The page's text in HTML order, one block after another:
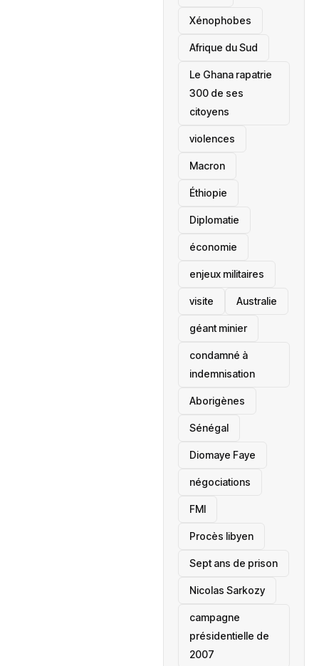
‎Xénophobes
Afrique du Sud
Le Ghana rapatrie
300 de ses
citoyens
violences
Macron
Éthiopie
Diplomatie
économie
enjeux militaires
visite ‎Australie
géant minier
condamné à
indemnisation
Aborigènes
Sénégal
Diomaye Faye
négociations
FMI
Procès libyen
Sept ans de prison
Nicolas Sarkozy
campagne
présidentielle de
2007